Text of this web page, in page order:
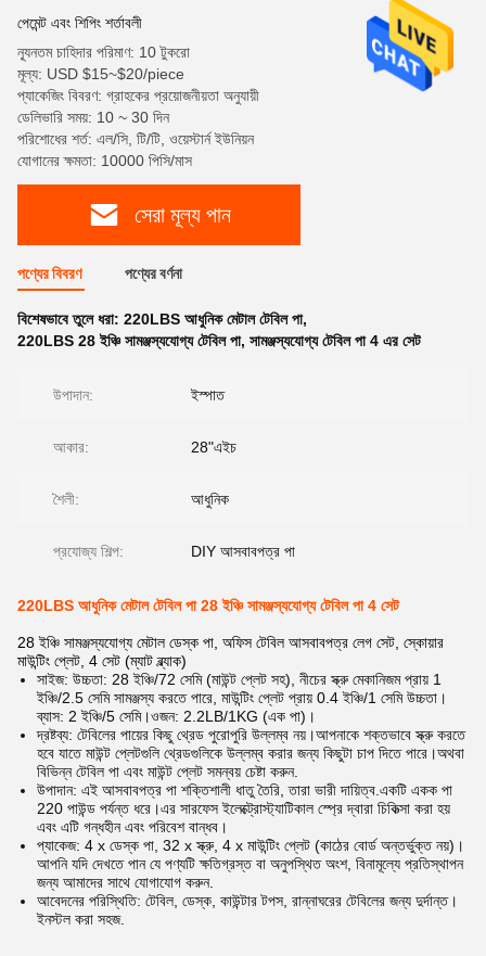
পেমেন্ট এবং শিপিং শর্তাবলী
ন্যূনতম চাহিদার পরিমাণ: 10 টুকরো
মূল্য: USD $15~$20/piece
প্যাকেজিং বিবরণ: গ্রাহকের প্রয়োজনীয়তা অনুযায়ী
ডেলিভারি সময়: 10 ~ 30 দিন
পরিশোধের শর্ত: এল/সি, টি/টি, ওয়েস্টার্ন ইউনিয়ন
যোগানের ক্ষমতা: 10000 পিসি/মাস
সেরা মূল্য পান
পণ্যের বিবরণ পণ্যের বর্ণনা
বিশেষভাবে তুলে ধরা: 220LBS আধুনিক মেটাল টেবিল পা,
220LBS 28 ইঞ্চি সামঞ্জস্যযোগ্য টেবিল পা, সামঞ্জস্যযোগ্য টেবিল পা 4 এর সেট
উপাদান: ইস্পাত
আকার: 28"এইচ
শৈলী: আধুনিক
প্রযোজ্য শিল্প: DIY আসবাবপত্র পা
220LBS আধুনিক মেটাল টেবিল পা 28 ইঞ্চি সামঞ্জস্যযোগ্য টেবিল পা 4 সেট
28 ইঞ্চি সামঞ্জস্যযোগ্য মেটাল ডেস্ক পা, অফিস টেবিল আসবাবপত্র লেগ সেট, স্কোয়ার
মাউন্টিং প্লেট, 4 সেট (ম্যাট ব্ল্যাক)
সাইজ: উচ্চতা: 28 ইঞ্চি/72 সেমি (মাউন্ট প্লেট সহ), নীচের স্ক্রু মেকানিজম প্রায় 1
ইঞ্চি/2.5 সেমি সামঞ্জস্য করতে পারে, মাউন্টিং প্লেট প্রায় 0.4 ইঞ্চি/1 সেমি উচ্চতা।
ব্যাস: 2 ইঞ্চি/5 সেমি।ওজন: 2.2LB/1KG (এক পা)।
দ্রষ্টব্য: টেবিলের পায়ের কিছু থ্রেড পুরোপুরি উল্লম্ব নয়।আপনাকে শক্তভাবে স্ক্রু করতে
হবে যাতে মাউন্ট প্লেটগুলি থ্রেডগুলিকে উল্লম্ব করার জন্য কিছুটা চাপ দিতে পারে।অথবা
বিভিন্ন টেবিল পা এবং মাউন্ট প্লেট সমন্বয় চেষ্টা করুন.
উপাদান: এই আসবাবপত্র পা শক্তিশালী ধাতু তৈরি, তারা ভারী দায়িত্ব.একটি একক পা
220 পাউন্ড পর্যন্ত ধরে।এর সারফেস ইলেক্ট্রোস্ট্যাটিকাল স্প্রে দ্বারা চিকিত্সা করা হয়
এবং এটি গন্ধহীন এবং পরিবেশ বান্ধব।
প্যাকেজ: 4 x ডেস্ক পা, 32 x স্ক্রু, 4 x মাউন্টিং প্লেট (কাঠের বোর্ড অন্তর্ভুক্ত নয়)।
আপনি যদি দেখতে পান যে পণ্যটি ক্ষতিগ্রস্ত বা অনুপস্থিত অংশ, বিনামূল্যে প্রতিস্থাপন
জন্য আমাদের সাথে যোগাযোগ করুন.
আবেদনের পরিস্থিতি: টেবিল, ডেস্ক, কাউন্টার টপস, রান্নাঘরের টেবিলের জন্য দুর্দান্ত।
ইনস্টল করা সহজ.